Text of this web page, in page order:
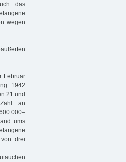
das
wegen
Februar
1942
21 und
an
ums
drei